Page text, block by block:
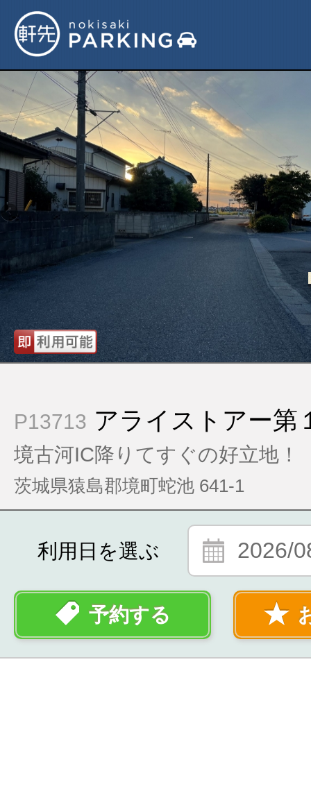
P13713 アライストアー第
境古河IC降りてすぐの好立地！
茨城県猿島郡境町蛇池 641‐1
利用日を選ぶ 2026/
予約する